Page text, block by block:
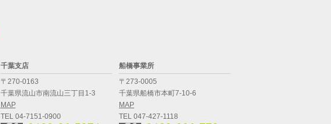
千葉支店
〒270-0163
千葉県流山市南流山三丁目1-3
MAP
TEL 04-7151-0900
船橋事業所
〒273-0005
千葉県船橋市本町7-10-6
MAP
TEL 047-427-1118